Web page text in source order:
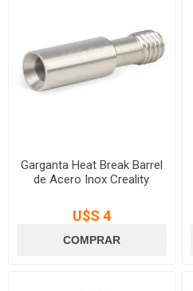
Garganta Heat Break Barrel
de Acero Inox Creality
U$S 4